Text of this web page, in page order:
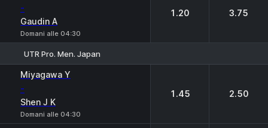
-
Gaudin A
Domani alle 04:30
1.20 3.75
UTR Pro. Men. Japan
Miyagawa Y
-
Shen J K
Domani alle 04:30
1.45 2.50